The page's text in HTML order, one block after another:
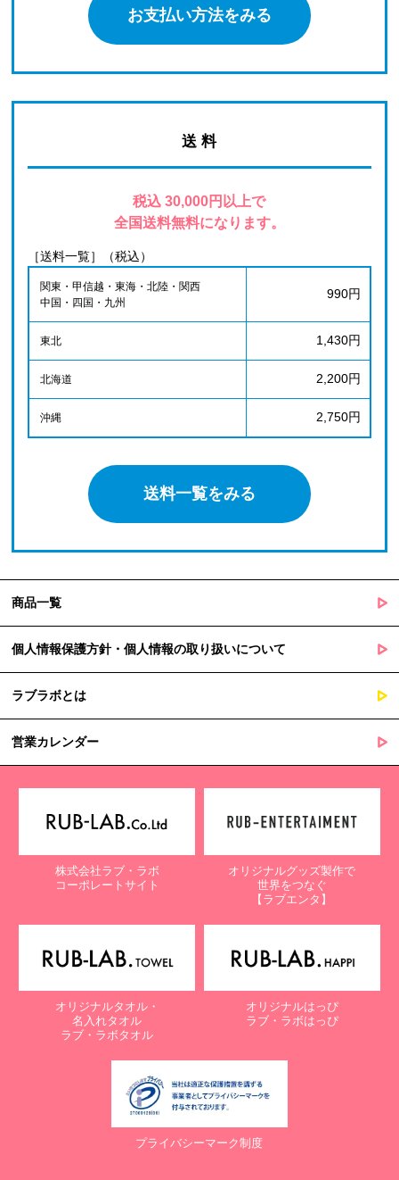
お支払い方法をみる
送 料
税込 30,000円以上で
全国送料無料になります。
［送料一覧］（税込）
関東・甲信越・東海・北陸・関西
中国・四国・九州
990円
東北 1,430円
北海道 2,200円
沖縄 2,750円
送料一覧をみる
商品一覧
個人情報保護方針・個人情報の取り扱いについて
ラブラボとは
営業カレンダー
株式会社ラブ・ラボ
コーポレートサイト
オリジナルグッズ製作で
世界をつなぐ
【ラブエンタ】
オリジナルタオル・
名入れタオル
ラブ・ラボタオル
オリジナルはっぴ
ラブ・ラボはっぴ
プライバシーマーク制度